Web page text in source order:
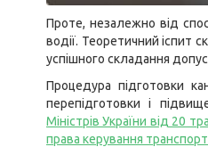
Проте, незалежно від
водії. Теоретичний іспит
успішного складання
Процедура підготовки
перепідготовки і
Міністрів України від 20
права керування